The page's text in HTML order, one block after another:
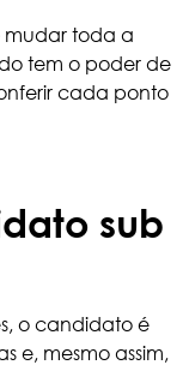
mudar toda a
tem o poder de
cada ponto
sub
o candidato é
e, mesmo assim,